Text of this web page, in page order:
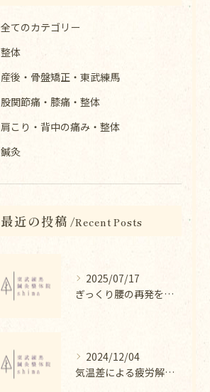
全てのカテゴリー
整体
産後・骨盤矯正・東武練馬
股関節痛・膝痛・整体
肩こり・背中の痛み・整体
鍼灸
最近の投稿 Recent Posts
2025/07/17
ぎっくり腰の再発を防ぐ整体法
2024/12/04
気温差による疲労解消法と整体